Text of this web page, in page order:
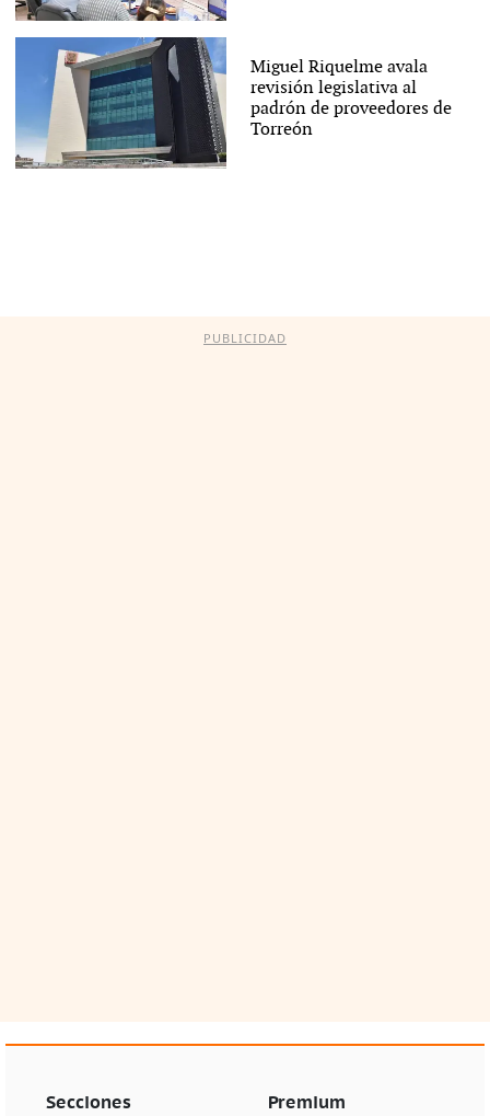
Miguel Riquelme avala
revisión legislativa al
padrón de proveedores de
Torreón
PUBLICIDAD
Secciones Premium